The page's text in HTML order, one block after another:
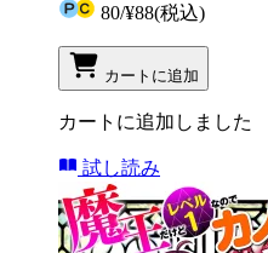
80/¥88(税込)
カートに追加
カートに追加しました
試し読み